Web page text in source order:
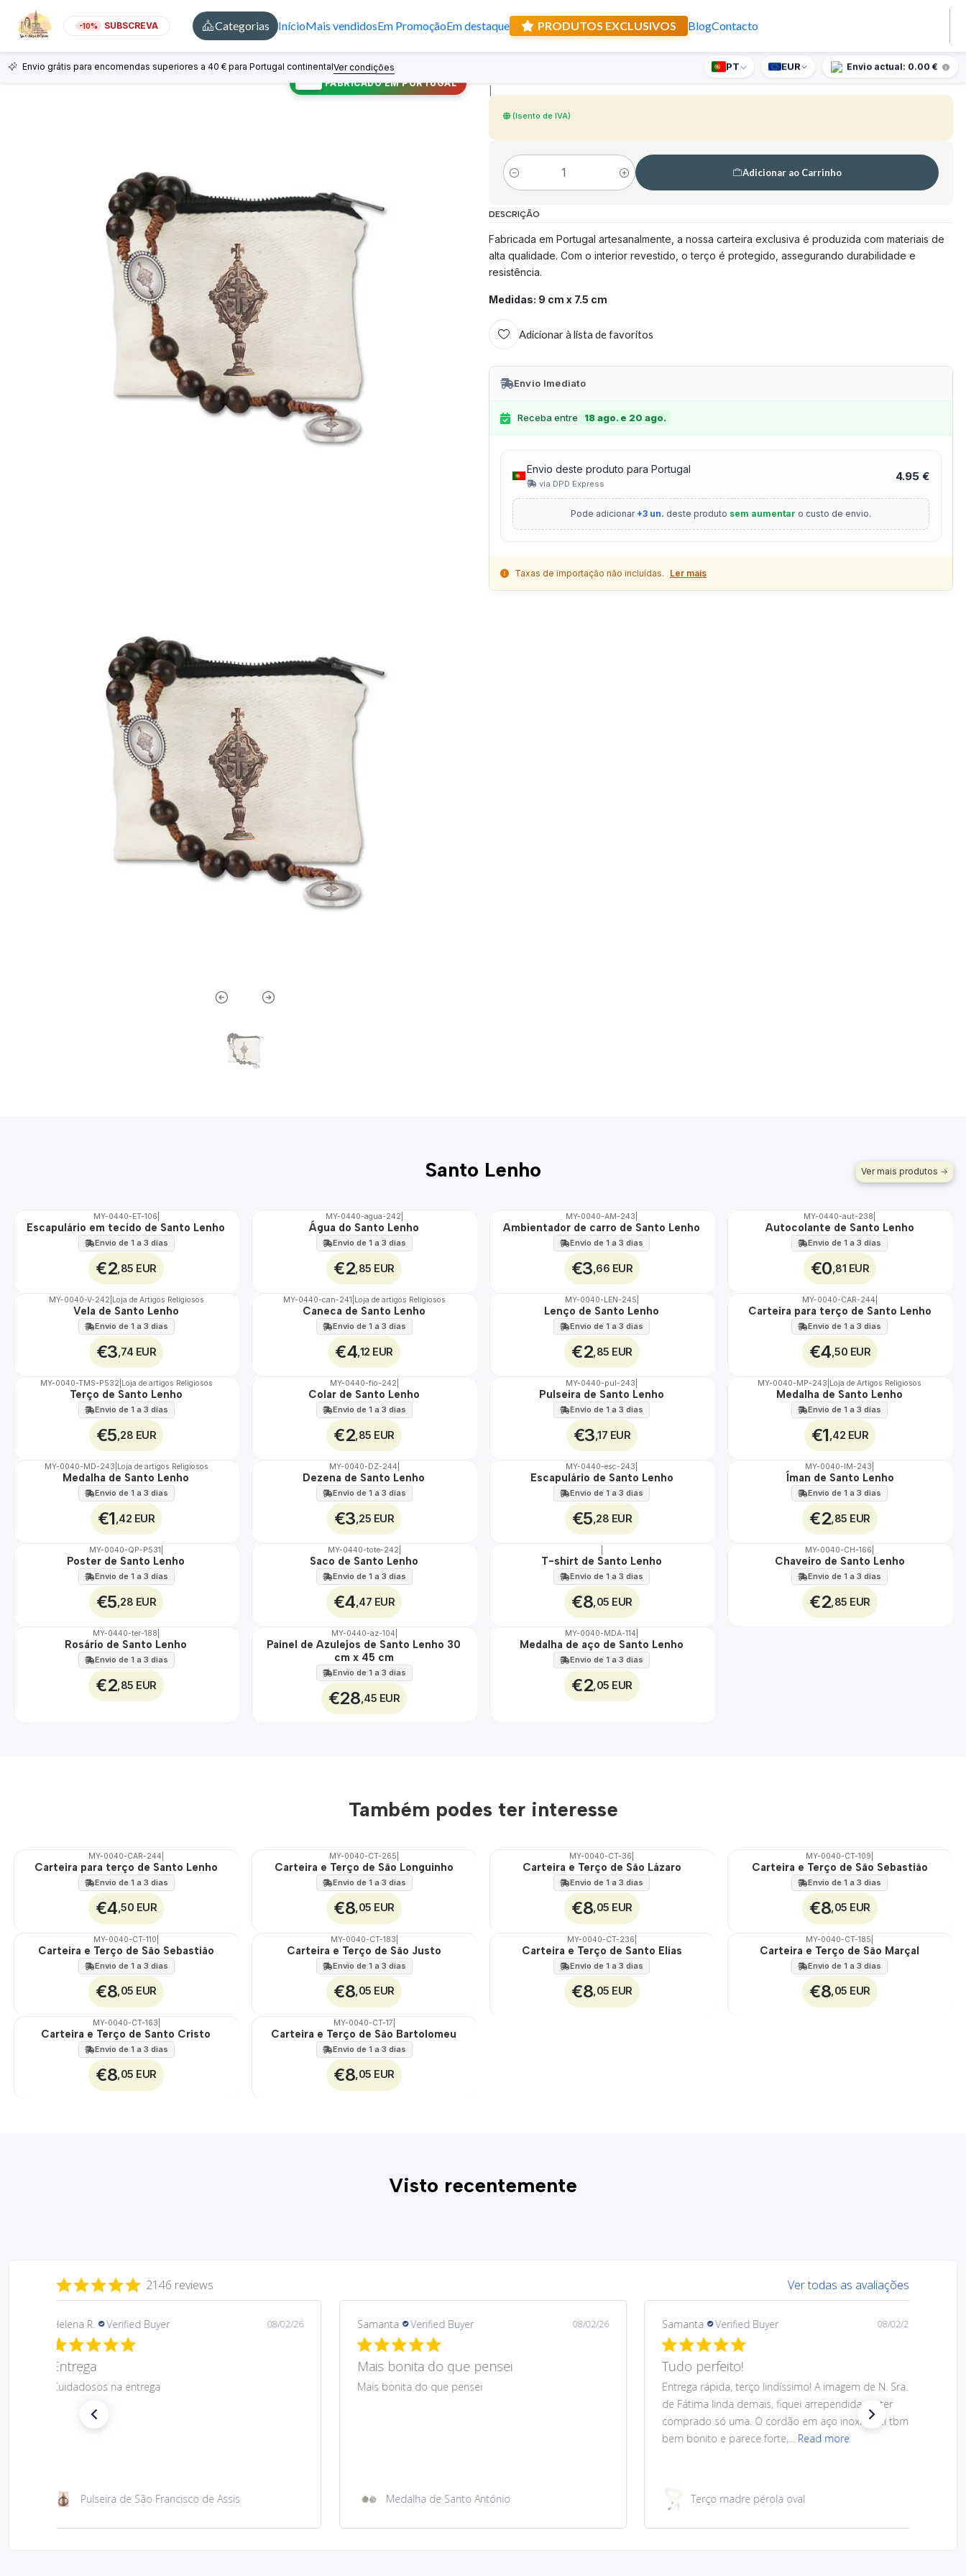
-10% SUBSCREVA Categorias InícioMais vendidosEm PromoçãoEm destaque PRODUTOS EXCLUSIVOS BlogContacto
Envio grátis para encomendas superiores a 40 € para Portugal continentalVer condições Recebe presente supresa para encomendas superiores a 90€
PT EUR Envio actual: 0.00 €
FABRICADO EM PORTUGAL Carteira e Terço de Santo Lenho
(Isento de IVA)
Quantidade
Adicionar ao Carrinho
DESCRIÇÃO
Fabricada em Portugal artesanalmente, a nossa carteira exclusiva é produzida com materiais de
alta qualidade. Com o interior revestido, o terço é protegido, assegurando durabilidade e
resistência.
Medidas: 9 cm x 7.5 cm
Adicionar à lista de favoritos
Envio Imediato
Receba entre 18 ago. e 20 ago.
Envio deste produto para Portugal
via DPD Express
4.95 €
Pode adicionar+3 un. deste produto sem aumentar o custo de envio.
Taxas de importação não incluídas. Ler mais
Santo Lenho Ver mais produtos
🇵🇹
MY-0440-ET-106
Escapulário em tecido de Santo Lenho
Envio de 1 a 3 dias
€2 ,85 EUR
MY-0440-agua-242
Água do Santo Lenho
Envio de 1 a 3 dias
€2 ,85 EUR
🇵🇹
MY-0040-AM-243
Ambientador de carro de Santo Lenho
Envio de 1 a 3 dias
€3 ,66 EUR
MY-0440-aut-238
Autocolante de Santo Lenho
Envio de 1 a 3 dias
€0 ,81 EUR
MY-0040-V-242 Loja de Artigos Religiosos
Vela de Santo Lenho
Envio de 1 a 3 dias
€3 ,74 EUR
MY-0440-can-241 Loja de artigos Religiosos
Caneca de Santo Lenho
Envio de 1 a 3 dias
€4 ,12 EUR
MY-0040-LEN-245
Lenço de Santo Lenho
Envio de 1 a 3 dias
€2 ,85 EUR
🇵🇹
MY-0040-CAR-244
Carteira para terço de Santo Lenho
Envio de 1 a 3 dias
€4 ,50 EUR
MY-0040-TMS-P532 Loja de artigos Religiosos
Terço de Santo Lenho
Envio de 1 a 3 dias
€5 ,28 EUR
MY-0440-fio-242
Colar de Santo Lenho
Envio de 1 a 3 dias
€2 ,85 EUR
MY-0440-pul-243
Pulseira de Santo Lenho
Envio de 1 a 3 dias
€3 ,17 EUR
MY-0040-MP-243 Loja de Artigos Religiosos
Medalha de Santo Lenho
Envio de 1 a 3 dias
€1 ,42 EUR
MY-0040-MD-243 Loja de artigos Religiosos
Medalha de Santo Lenho
Envio de 1 a 3 dias
€1 ,42 EUR
MY-0040-DZ-244
Dezena de Santo Lenho
Envio de 1 a 3 dias
€3 ,25 EUR
MY-0440-esc-243
Escapulário de Santo Lenho
Envio de 1 a 3 dias
€5 ,28 EUR
MY-0040-IM-243
Íman de Santo Lenho
Envio de 1 a 3 dias
€2 ,85 EUR
MY-0040-QP-P531
Poster de Santo Lenho
Envio de 1 a 3 dias
€5 ,28 EUR
MY-0440-tote-242
Saco de Santo Lenho
Envio de 1 a 3 dias
€4 ,47 EUR
T-shirt de Santo Lenho
Envio de 1 a 3 dias
€8 ,05 EUR
MY-0040-CH-166
Chaveiro de Santo Lenho
Envio de 1 a 3 dias
€2 ,85 EUR
MY-0440-ter-188
Rosário de Santo Lenho
Envio de 1 a 3 dias
€2 ,85 EUR
🇵🇹
MY-0440-az-104
Painel de Azulejos de Santo Lenho 30
cm x 45 cm
Envio de 1 a 3 dias
€28 ,45 EUR
🇵🇹
MY-0040-MDA-114
Medalha de aço de Santo Lenho
Envio de 1 a 3 dias
€2 ,05 EUR
Também podes ter interesse
🇵🇹
MY-0040-CAR-244
Carteira para terço de Santo Lenho
Envio de 1 a 3 dias
€4 ,50 EUR
🇵🇹
MY-0040-CT-265
Carteira e Terço de São Longuinho
Envio de 1 a 3 dias
€8 ,05 EUR
MY-0040-CT-36
Carteira e Terço de São Lázaro
Envio de 1 a 3 dias
€8 ,05 EUR
🇵🇹
MY-0040-CT-109
Carteira e Terço de São Sebastião
Envio de 1 a 3 dias
€8 ,05 EUR
🇵🇹
MY-0040-CT-110
Carteira e Terço de São Sebastião
Envio de 1 a 3 dias
€8 ,05 EUR
MY-0040-CT-183
Carteira e Terço de São Justo
Envio de 1 a 3 dias
€8 ,05 EUR
MY-0040-CT-236
Carteira e Terço de Santo Elias
Envio de 1 a 3 dias
€8 ,05 EUR
MY-0040-CT-185
Carteira e Terço de São Marçal
Envio de 1 a 3 dias
€8 ,05 EUR
🇵🇹
MY-0040-CT-163
Carteira e Terço de Santo Cristo
Envio de 1 a 3 dias
€8 ,05 EUR
🇵🇹
MY-0040-CT-17
Carteira e Terço de São Bartolomeu
Envio de 1 a 3 dias
€8 ,05 EUR
Visto recentemente
2146 reviews Ver todas as avaliações
Helena R. Verified Buyer 08/02/26
Entrega
Cuidadosos na entrega
Pulseira de São Francisco de Assis
Samanta Verified Buyer 08/02/26
Mais bonita do que pensei
Mais bonita do que pensei
Medalha de Santo António
Samanta Verified Buyer 08/02/26
Tudo perfeito!
Entrega rápida, terço lindíssimo! A imagem de N. Sra.
de Fátima linda demais, fiquei arrependida de ter
comprado só uma. O cordão em aço inoxidável tbm
bem bonito e parece forte,... Read more
Terço madre pérola oval